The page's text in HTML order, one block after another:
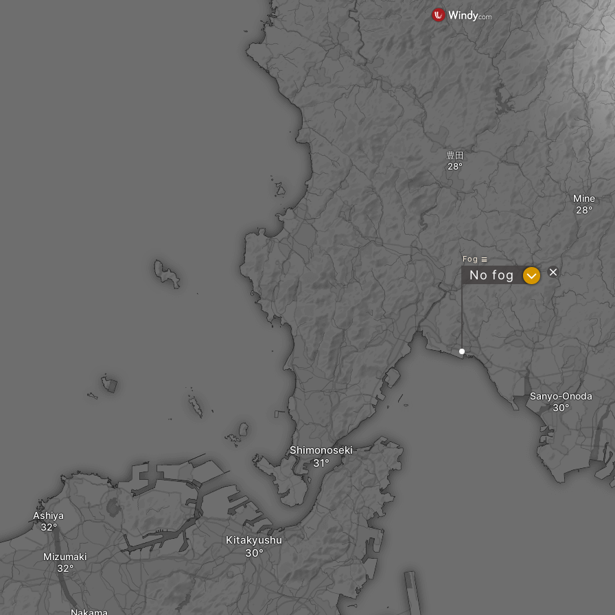
豊田
Mine
Sanyo-Onoda
Shimonoseki
Kitakyushu
Ashiya
Nakama
Mizumaki
Fog
No fog ?